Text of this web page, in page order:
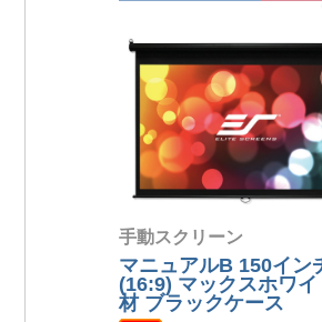
手動スクリーン
マニュアルB 150イン
(16:9) マックスホワイ
材 ブラックケース